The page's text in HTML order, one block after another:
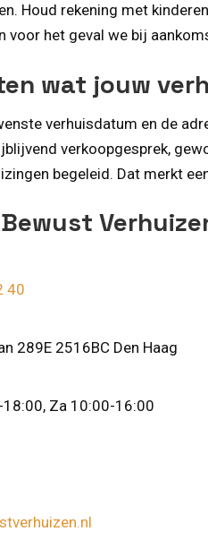
Houd rekening met
voor het geval we bij
wat jouw
verhuisdatum en de
verkoopgesprek,
begeleid. Dat merkt
40
289E 2516BC Den Haag
Za 10:00-16:00